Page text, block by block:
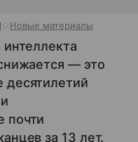
Новые материалы
— это
десятилетий
почти
за 13 лет.